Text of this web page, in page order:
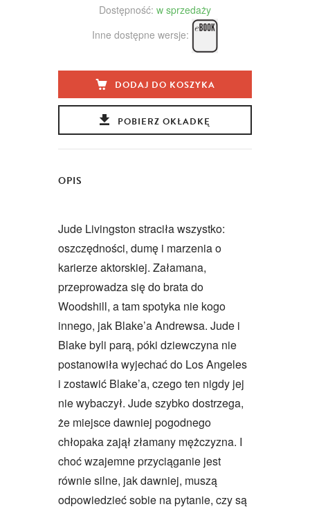
Dostępność: w sprzedaży
Inne dostępne wersje:
DODAJ DO KOSZYKA
POBIERZ OKŁADKĘ
OPIS
Jude Livingston straciła wszystko:
oszczędności, dumę i marzenia o
karierze aktorskiej. Załamana,
przeprowadza się do brata do
Woodshill, a tam spotyka nie kogo
innego, jak Blake’a Andrewsa. Jude i
Blake byli parą, póki dziewczyna nie
postanowiła wyjechać do Los Angeles
i zostawić Blake’a, czego ten nigdy jej
nie wybaczył. Jude szybko dostrzega,
że miejsce dawniej pogodnego
chłopaka zajął złamany mężczyzna. I
choć wzajemne przyciąganie jest
równie silne, jak dawniej, muszą
odpowiedzieć sobie na pytanie, czy są